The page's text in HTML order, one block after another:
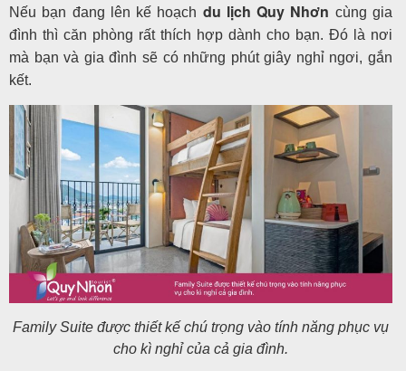
Nếu bạn đang lên kế hoạch du lịch Quy Nhơn cùng gia
đình thì căn phòng rất thích hợp dành cho bạn. Đó là nơi
mà bạn và gia đình sẽ có những phút giây nghỉ ngơi, gắn
kết.
Family Suite được thiết kế chú trọng vào tính năng phục vụ
cho kì nghỉ của cả gia đình.